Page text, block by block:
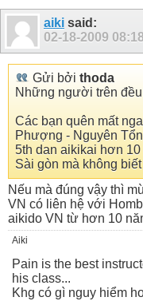
aiki said:
02-18-2009
Gửi bởi thoda
Những người trên
Các bạn quên mất
Phượng - Nguyên
5th dan aikikai hơn
Sài gòn mà không
Nếu mà đúng vậy thì
VN có liên hệ với
aikido VN từ hơn 10
Aiki
Pain is the best
his class...
Khg có gì nguy hiểm